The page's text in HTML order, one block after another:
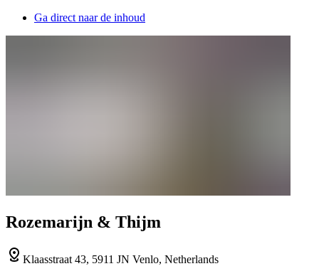
Ga direct naar de inhoud
Rozemarijn & Thijm
Klaasstraat 43, 5911 JN Venlo, Netherlands